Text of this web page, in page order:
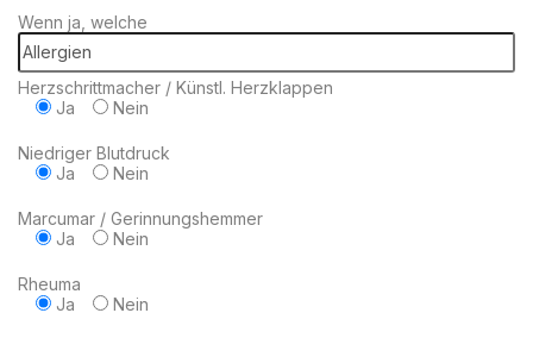
Wenn ja, welche
Herzschrittmacher / Künstl. Herzklappen
Ja
Nein
Niedriger Blutdruck
Ja
Nein
Marcumar / Gerinnungshemmer
Ja
Nein
Rheuma
Ja
Nein